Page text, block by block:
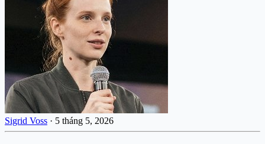
Sigrid Voss · 5 tháng 5, 2026